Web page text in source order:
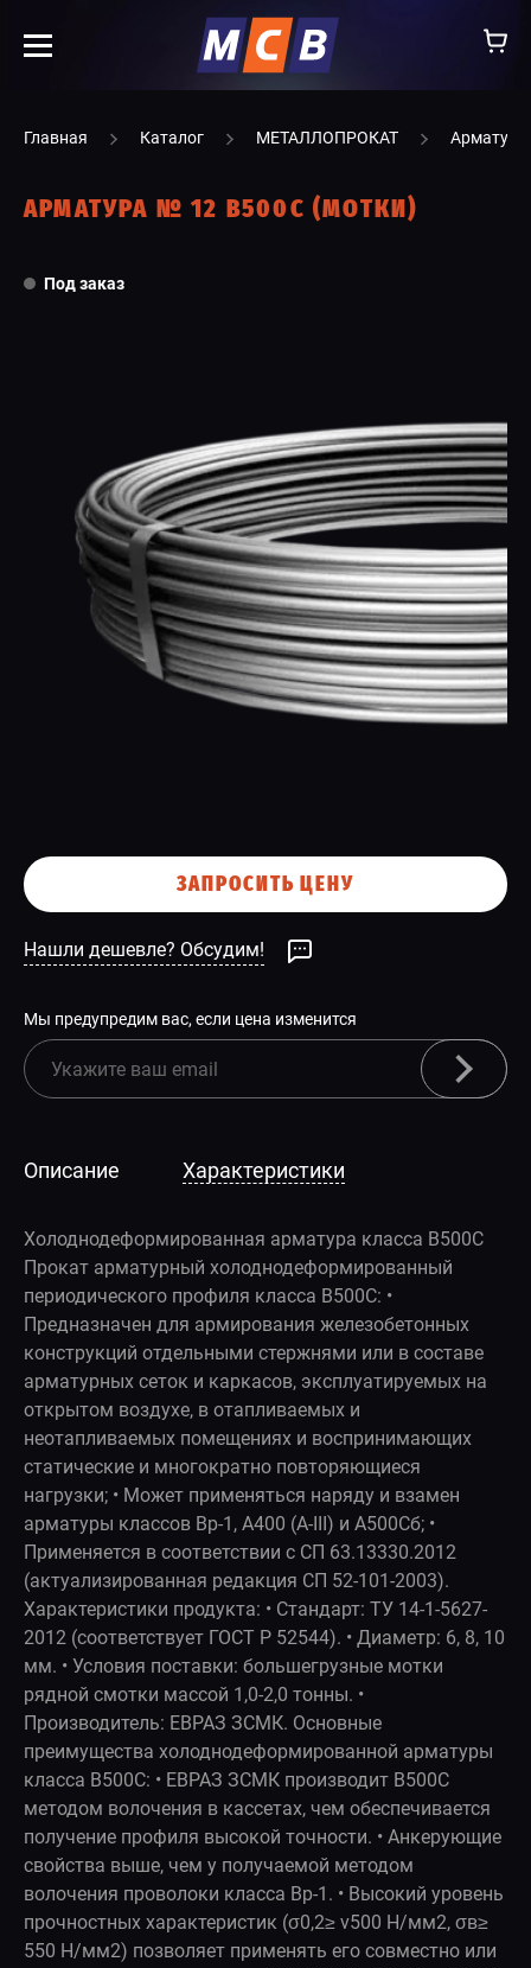
КАТАЛОГ
УСЛУГИ
КОНТАКТЫ
СПЕЦПРЕДЛОЖЕНИЕ
Главная Каталог МЕТАЛЛОПРОКАТ Арматура
АРМАТУРА № 12 В500С (МОТКИ)
Под заказ
ЗАПРОСИТЬ ЦЕНУ
Нашли дешевле? Обсудим!
Мы предупредим вас, если цена изменится
Описание Характеристики
Холоднодеформированная арматура класса В500С
Прокат арматурный холоднодеформированный
периодического профиля класса В500С: •
Предназначен для армирования железобетонных
конструкций отдельными стержнями или в составе
арматурных сеток и каркасов, эксплуатируемых на
открытом воздухе, в отапливаемых и
неотапливаемых помещениях и воспринимающих
статические и многократно повторяющиеся
нагрузки; • Может применяться наряду и взамен
арматуры классов Вр-1, А400 (А-III) и А500Сб; •
Применяется в соответствии с СП 63.13330.2012
(актуализированная редакция СП 52-101-2003).
Характеристики продукта: • Стандарт: ТУ 14-1-5627-
2012 (соответствует ГОСТ Р 52544). • Диаметр: 6, 8, 10
мм. • Условия поставки: большегрузные мотки
рядной смотки массой 1,0-2,0 тонны. •
Производитель: ЕВРАЗ ЗСМК. Основные
преимущества холоднодеформированной арматуры
класса В500С: • ЕВРАЗ ЗСМК производит В500С
методом волочения в кассетах, чем обеспечивается
получение профиля высокой точности. • Анкерующие
свойства выше, чем у получаемой методом
волочения проволоки класса Вр-1. • Высокий уровень
прочностных характеристик (σ0,2≥ v500 Н/мм2, σв≥
550 Н/мм2) позволяет применять его совместно или